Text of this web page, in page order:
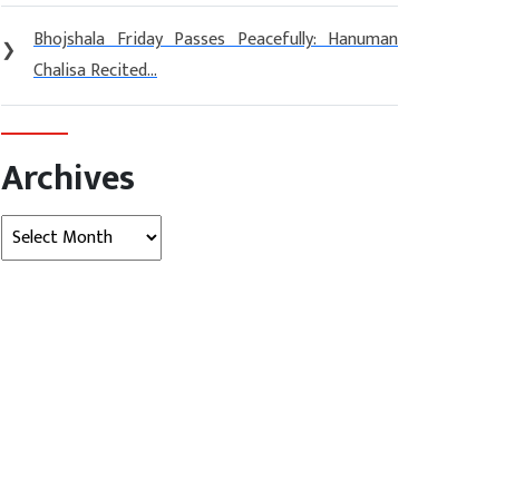
❯
Bhojshala Friday Passes Peacefully: Hanuman
Chalisa Recited...
Archives
Archives